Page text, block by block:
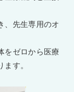
、先生専用のオ
をゼロから医療
す。